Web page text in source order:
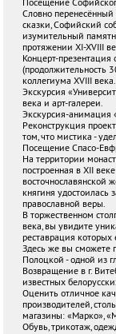
Посещение
Словно
сказки, Софийский
изумительный
протяжении XI-XVIII
Концерт-
(продолжительность
коллегиума XVIII века.
Экскурсия
века и арт-галереи.
Экскурсия-анимация
Реконструкция
том, что мистика -
Посещение Спасо-
На территории
построенная в XII
восточнославянской
княгиня удостоилась
православной веры.
В торжественном
века, вы увидите
реставрация
Здесь же вы сможете
Полоцкой - одной из
Возвращение в г.
известных
Оценить отличное
производителей,
магазины: «Марко»,
Обувь, трикотаж,